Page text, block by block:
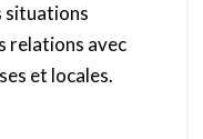
situations
relations avec
et locales.